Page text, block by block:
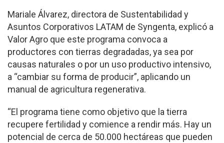
Mariale Álvarez, directora de Sustentabilidad y
Asuntos Corporativos LATAM de Syngenta, explicó a
Valor Agro que este programa convoca a
productores con tierras degradadas, ya sea por
causas naturales o por un uso productivo intensivo,
a “cambiar su forma de producir”, aplicando un
manual de agricultura regenerativa.
“El programa tiene como objetivo que la tierra
recupere fertilidad y comience a rendir más. Hay un
potencial de cerca de 50.000 hectáreas que pueden